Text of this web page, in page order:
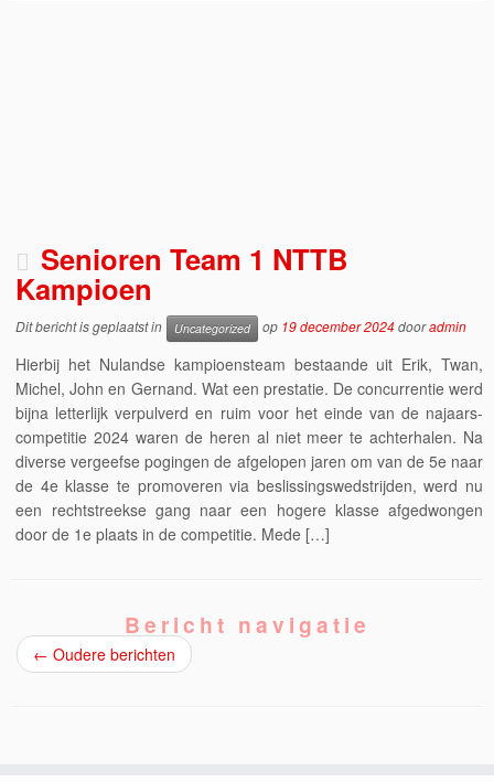
Senioren Team 1 NTTB
Kampioen
Dit bericht is geplaatst in Uncategorized op 19 december 2024dooradmin
Hierbij het Nulandse kampioensteam bestaande uit Erik, Twan,
Michel, John en Gernand. Wat een prestatie. De concurrentie werd
bijna letterlijk verpulverd en ruim voor het einde van de najaars-
competitie 2024 waren de heren al niet meer te achterhalen. Na
diverse vergeefse pogingen de afgelopen jaren om van de 5e naar
de 4e klasse te promoveren via beslissingswedstrijden, werd nu
een rechtstreekse gang naar een hogere klasse afgedwongen
door de 1e plaats in de competitie. Mede […]
Bericht navigatie
← Oudere berichten